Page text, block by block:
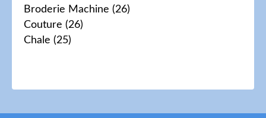
Broderie Machine (26)
Couture (26)
Chale (25)